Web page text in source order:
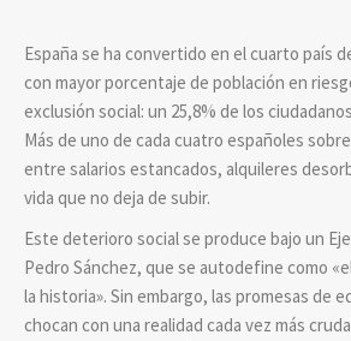
España se ha convertido en el cuarto país
con mayor porcentaje de población en
exclusión social: un 25,8% de los
Más de uno de cada cuatro españoles
entre salarios estancados, alquileres
vida que no deja de subir.
Este deterioro social se produce bajo un
Pedro Sánchez, que se autodefine como
la historia». Sin embargo, las promesas de
chocan con una realidad cada vez más